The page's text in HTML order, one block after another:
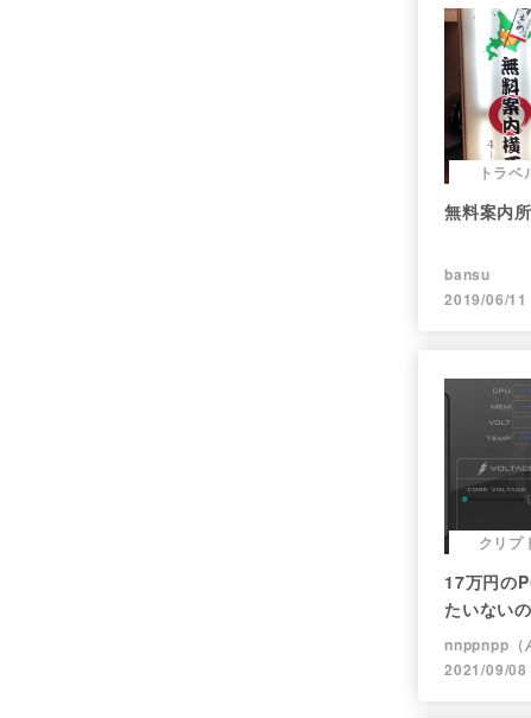
トラベ
無料案内
bansu
2019/06/11
クリプ
17万円の
たいない
nnppnpp（
2021/09/08